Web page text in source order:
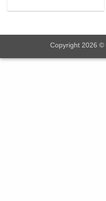
Copyright 2026 ©